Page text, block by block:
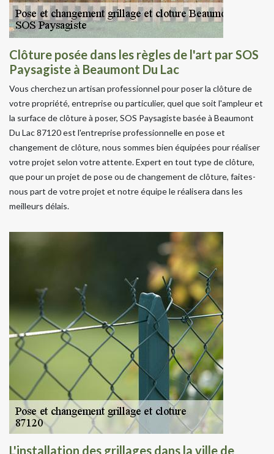
Clôture posée dans les règles de l'art par SOS
Paysagiste à Beaumont Du Lac
Vous cherchez un artisan professionnel pour poser la clôture de
votre propriété, entreprise ou particulier, quel que soit l'ampleur et
la surface de clôture à poser, SOS Paysagiste basée à Beaumont
Du Lac 87120 est l'entreprise professionnelle en pose et
changement de clôture, nous sommes bien équipées pour réaliser
votre projet selon votre attente. Expert en tout type de clôture,
que pour un projet de pose ou de changement de clôture, faites-
nous part de votre projet et notre équipe le réalisera dans les
meilleurs délais.
L'installation des grillages dans la ville de